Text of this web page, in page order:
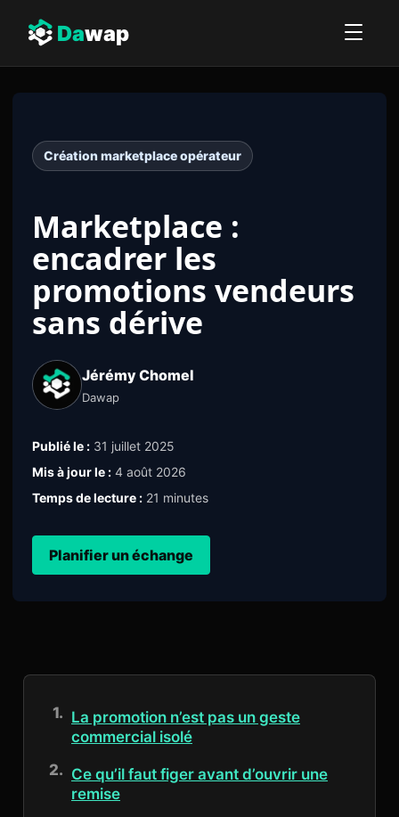
Dawap
Création marketplace opérateur
Marketplace :
encadrer les
promotions vendeurs
sans dérive
Jérémy Chomel
Dawap
Publié le : 31 juillet 2025
Mis à jour le : 4 août 2026
Temps de lecture : 21 minutes
Planifier un échange
La promotion n’est pas un geste
commercial isolé
Ce qu’il faut figer avant d’ouvrir une
remise